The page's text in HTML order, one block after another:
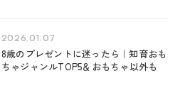
2026.01.07
8歳のプレゼントに迷ったら｜知育おも
ちゃジャンルTOP5＆おもちゃ以外も